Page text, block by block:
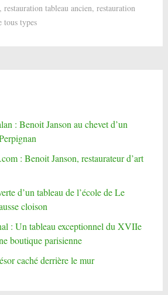
restauration tableau ancien, restauration
tous types
: Benoit Janson au chevet d’un
: Benoit Janson, restaurateur d’art
d’un tableau de l’école de Le
cloison
: Un tableau exceptionnel du XVIIe
boutique parisienne
caché derrière le mur